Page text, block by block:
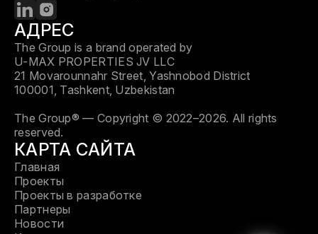
АДРЕС
The Group is a brand operated by
U-MAX PROPERTIES JV LLC
21 Movarounnahr Street, Yashnobod District
100001, Tashkent, Uzbekistan
The Group® — Copyright © 2022–2026. All rights
reserved.
КАРТА САЙТА
Главная
Проекты
Проекты в разработке
Партнеры
Новости